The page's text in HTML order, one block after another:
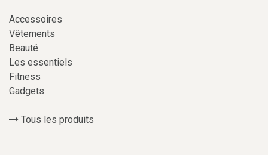
Accessoires
Vêtements
Beauté
Les essentiels
Fitness
Gadgets
Tous les produits